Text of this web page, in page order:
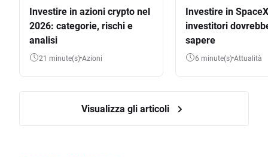
Investire in azioni crypto nel
2026: categorie, rischi e
analisi
21 minute(s) Azioni
Investire in
investitori
sapere
6 minute(s) Attualità
Visualizza gli articoli